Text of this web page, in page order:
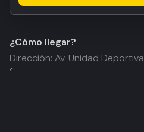
¿Cómo llegar?
Dirección: Av. Unidad